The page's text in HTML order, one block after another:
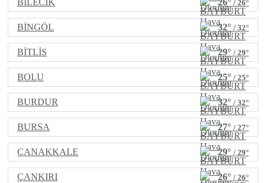
/ 26°
BİNGÖL 32° / 32°
BİTLİS 29° / 29°
BOLU 25° / 25°
BURDUR 32° / 32°
BURSA 27° / 27°
ÇANAKKALE 29° / 29°
ÇANKIRI 26° / 26°